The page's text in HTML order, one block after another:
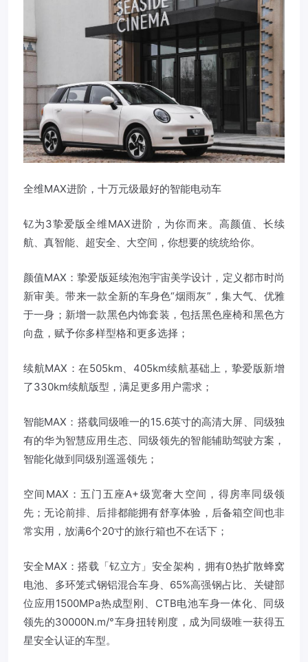
全维MAX进阶，十万元级最好的智能电动车
钇为3挚爱版全维MAX进阶，为你而来。高颜值、长续
航、真智能、超安全、大空间，你想要的统统给你。
颜值MAX：挚爱版延续泡泡宇宙美学设计，定义都市时尚
新审美。带来一款全新的车身色“烟雨灰”，集大气、优雅
于一身；新增一款黑色内饰套装，包括黑色座椅和黑色方
向盘，赋予你多样型格和更多选择；
续航MAX：在505km、405km续航基础上，挚爱版新增
了330km续航版型，满足更多用户需求；
智能MAX：搭载同级唯一的15.6英寸的高清大屏、同级独
有的华为智慧应用生态、同级领先的智能辅助驾驶方案，
智能化做到同级别遥遥领先；
空间MAX：五门五座A+级宽奢大空间，得房率同级领
先；无论前排、后排都能拥有舒享体验，后备箱空间也非
常实用，放满6个20寸的旅行箱也不在话下；
安全MAX：搭载「钇立方」安全架构，拥有0热扩散蜂窝
电池、多环笼式钢铝混合车身、65%高强钢占比、关键部
位应用1500MPa热成型刚、CTB电池车身一体化、同级
领先的30000N.m/°车身扭转刚度，成为同级唯一获得五
星安全认证的车型。